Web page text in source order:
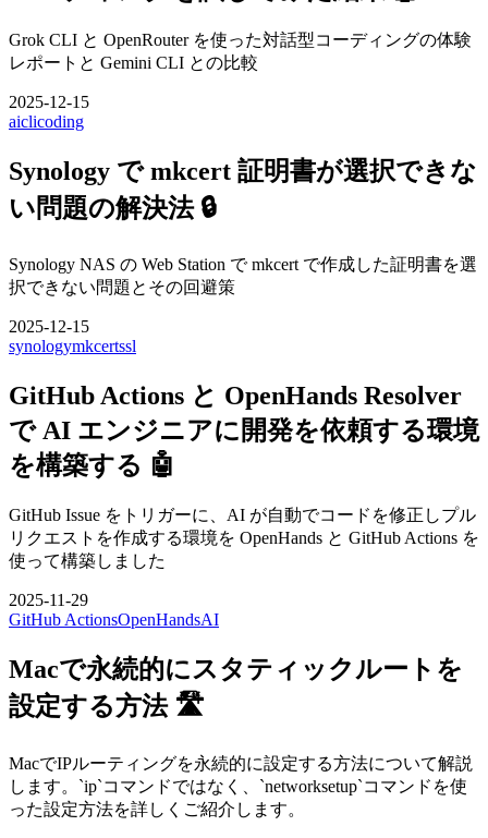
Grok CLI と OpenRouter を使った対話型コーディングの体験
レポートと Gemini CLI との比較
2025-12-15
aiclicoding
Synology で mkcert 証明書が選択できな
い問題の解決法 🔒
Synology NAS の Web Station で mkcert で作成した証明書を選
択できない問題とその回避策
2025-12-15
synologymkcertssl
GitHub Actions と OpenHands Resolver
で AI エンジニアに開発を依頼する環境
を構築する 🤖
GitHub Issue をトリガーに、AI が自動でコードを修正しプル
リクエストを作成する環境を OpenHands と GitHub Actions を
使って構築しました
2025-11-29
GitHub ActionsOpenHandsAI
Macで永続的にスタティックルートを
設定する方法 🛣️
MacでIPルーティングを永続的に設定する方法について解説
します。`ip`コマンドではなく、`networksetup`コマンドを使
った設定方法を詳しくご紹介します。